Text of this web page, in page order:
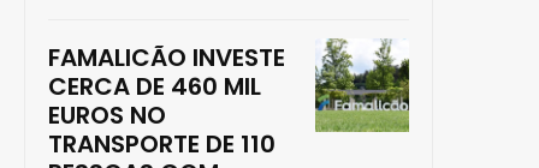
FAMALICÃO INVESTE
CERCA DE 460 MIL
EUROS NO
TRANSPORTE DE 110